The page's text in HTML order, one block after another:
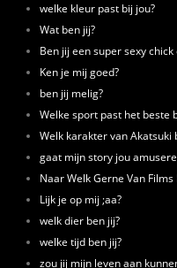
welke kleur past bij jou?
Wat ben jij?
Ben jij een super sexy
Ken je mij goed?
ben jij melig?
Welke sport past het beste
Welk karakter van Akatsuki
gaat mijn story jou
Naar Welk Gerne Van Films
Lijk je op mij ;aa?
welk dier ben jij?
welke tijd ben jij?
zou jij mijn leven aan